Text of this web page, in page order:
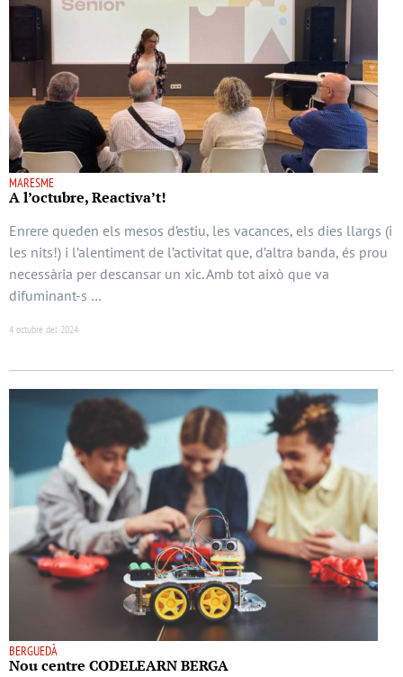
MARESME
A l’octubre, Reactiva’t!
Enrere queden els mesos d’estiu, les vacances, els dies llargs (i
les nits!) i l’alentiment de l’activitat que, d’altra banda, és prou
necessària per descansar un xic. Amb tot això que va
difuminant-s …
4 octubre del 2024
BERGUEDÀ
Nou centre CODELEARN BERGA